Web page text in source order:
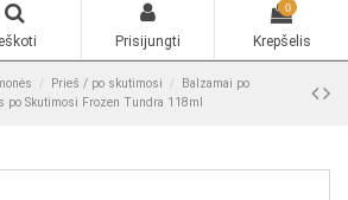
Ieškoti Prisijungti
0
Krepšelis
Prieš / po skutimosi
Balzamai po
po Skutimosi Frozen Tundra 118ml